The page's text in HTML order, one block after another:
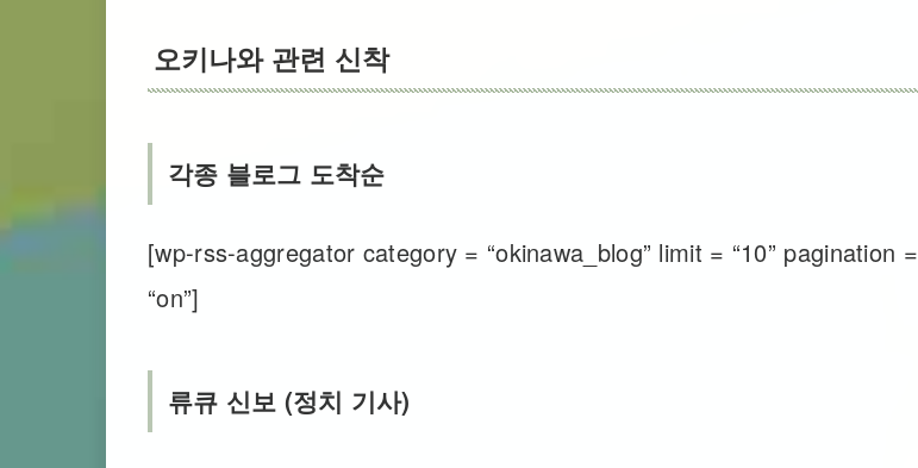
오키나와 관련 신착
각종 블로그 도착순
[wp-rss-aggregator category = “okinawa_blog” limit = “10” pagination =
“on”]
류큐 신보 (정치 기사)